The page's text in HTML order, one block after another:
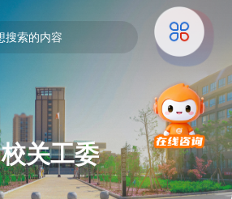
校关工委